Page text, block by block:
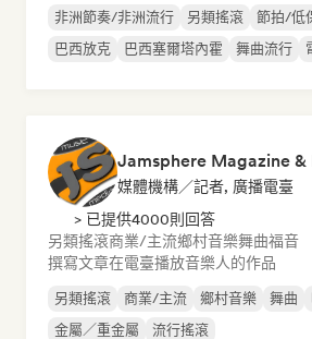
非洲節奏/非洲流行 另類搖滾 節拍/低
巴西放克
巴西塞爾塔內霍 舞曲流行
Jamsphere Magazine
媒體機構／記者, 廣播電臺
> 已提供4000則回答
另類搖滾商業/主流鄉村音樂舞曲福音
撰寫文章在電臺播放音樂人的作品
另類搖滾 商業/主流 鄉村音樂 舞曲
金屬／重金屬
流行搖滾